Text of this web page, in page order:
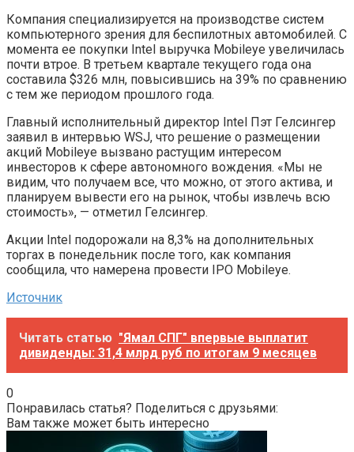
Компания специализируется на производстве систем
компьютерного зрения для беспилотных автомобилей. С
момента ее покупки Intel выручка Mobileye увеличилась
почти втрое. В третьем квартале текущего года она
составила $326 млн, повысившись на 39% по сравнению
с тем же периодом прошлого года.
Главный исполнительный директор Intel Пэт Гелсингер
заявил в интервью WSJ, что решение о размещении
акций Mobileye вызвано растущим интересом
инвесторов к сфере автономного вождения. «Мы не
видим, что получаем все, что можно, от этого актива, и
планируем вывести его на рынок, чтобы извлечь всю
стоимость», — отметил Гелсингер.
Акции Intel подорожали на 8,3% на дополнительных
торгах в понедельник после того, как компания
сообщила, что намерена провести IPO Mobileye.
Источник
Читать статью "Ямал СПГ" впервые выплатит
дивиденды: 31,4 млрд руб по итогам 9 месяцев
0
Понравилась статья? Поделиться с друзьями:
Вам также может быть интересно